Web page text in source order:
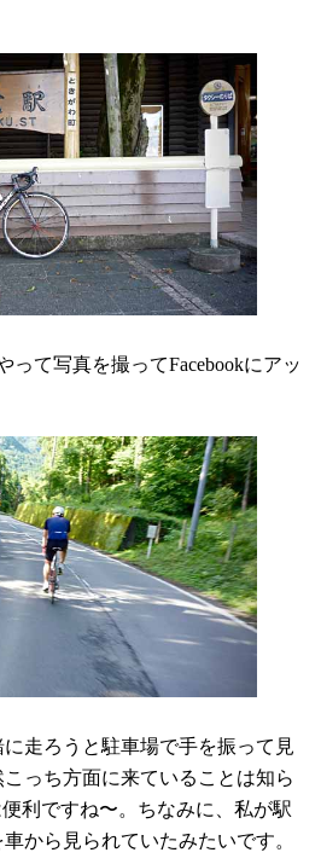
って写真を撮ってFacebookにアッ
走ろうと駐車場で手を振って見
っち方面に来ていることは知ら
利ですね〜。ちなみに、私が駅
から見られていたみたいです。